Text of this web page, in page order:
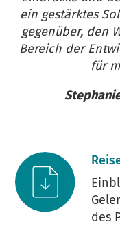
ein gestärktes
gegenüber, den
Bereich der
für
des